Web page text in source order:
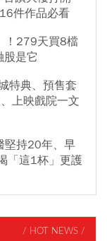
件作品必看
！279天買8檔
是它
特典、預售套
上映戲院一文
堅持20年、早
「這1杯」更護
/ HOT NEWS /